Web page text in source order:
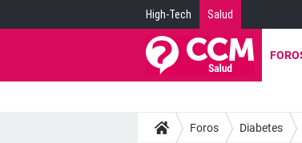
High-Tech Salud
Foros Diabetes